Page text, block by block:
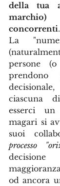
della tua
concorrenti.
La
persone
prendono
ciascuna
esserci un
magari si
processo
od ancora